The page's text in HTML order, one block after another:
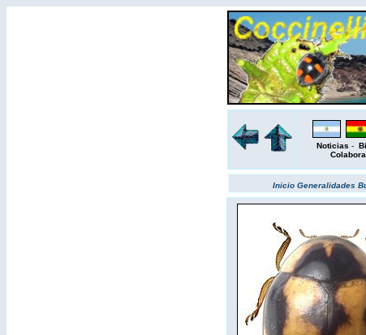
Noticias -
Inicio Generalidades